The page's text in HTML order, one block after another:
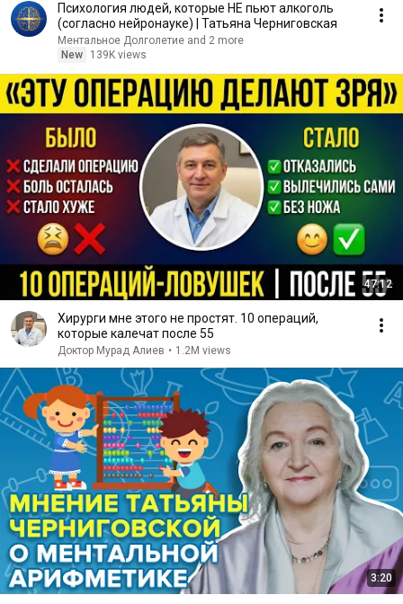
Психология людей, которые НЕ пьют алкоголь
(согласно нейронауке) | Татьяна Черниговская
Ментальное Долголетие and 2 more
New
139K views
47:12
Хирурги мне этого не простят. 10 операций,
которые калечат после 55
Доктор Мурад Алиев • 1.2M views
3:20